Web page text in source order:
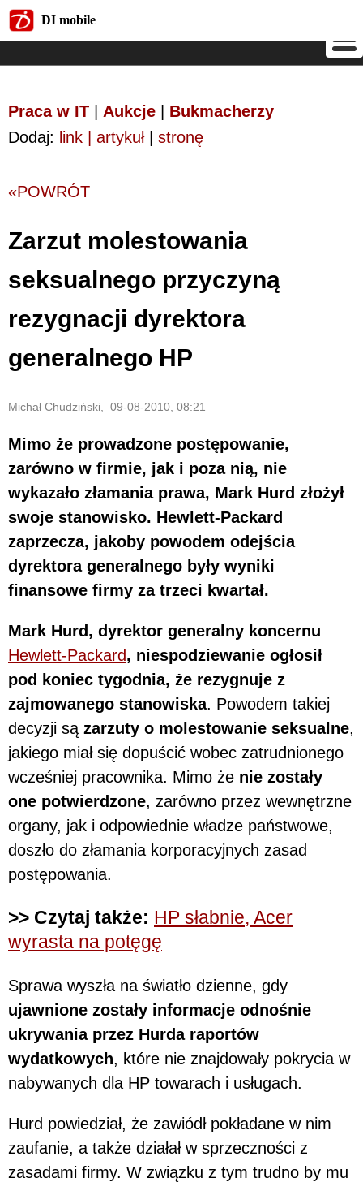
DI mobile
Praca w IT Aukcje
Bukmacherzy
Dodaj: link | artykuł| stronę
«POWRÓT
Zarzut molestowania
seksualnego przyczyną
rezygnacji dyrektora
generalnego HP
Michał Chudziński, 09-08-2010, 08:21
Mimo że prowadzone postępowanie,
zarówno w firmie, jak i poza nią, nie
wykazało złamania prawa, Mark Hurd złożył
swoje stanowisko. Hewlett-Packard
zaprzecza, jakoby powodem odejścia
dyrektora generalnego były wyniki
finansowe firmy za trzeci kwartał.
Mark Hurd, dyrektor generalny koncernu
Hewlett-Packard, niespodziewanie ogłosił
pod koniec tygodnia, że rezygnuje z
zajmowanego stanowiska. Powodem takiej
decyzji są zarzuty o molestowanie seksualne,
jakiego miał się dopuścić wobec zatrudnionego
wcześniej pracownika. Mimo że nie zostały
one potwierdzone, zarówno przez wewnętrzne
organy, jak i odpowiednie władze państwowe,
doszło do złamania korporacyjnych zasad
postępowania.
>> Czytaj także: HP słabnie, Acer
wyrasta na potęgę
Sprawa wyszła na światło dzienne, gdy
ujawnione zostały informacje odnośnie
ukrywania przez Hurda raportów
wydatkowych, które nie znajdowały pokrycia w
nabywanych dla HP towarach i usługach.
Hurd powiedział, że zawiódł pokładane w nim
zaufanie, a także działał w sprzeczności z
zasadami firmy. W związku z tym trudno by mu
DI mobile